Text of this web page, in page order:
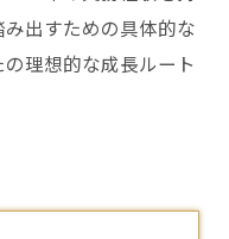
出すための具体的な
理想的な成長ルート